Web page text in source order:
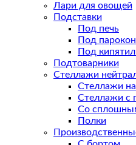
Лари для овощей
Подставки
Под печь
Под
Под
Подтоварники
Стеллажи
Стеллажи
Стеллажи с
Со
Полки